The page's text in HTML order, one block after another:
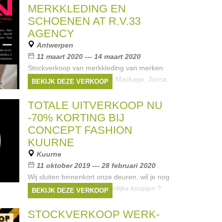
Merken:Liu Jo ,Fred & Ginger
Naturino ,Rondinella, ...
MERKKLEDING EN
SCHOENEN AT R.V.33
AGENCY
Antwerpen
11 maart 2020 --- 14 maart 2020
Stockverkoop van merkkleding van merken
zoals Diadora, Blonde No8, Mackage, Jucca,
Barbour, John Smedley ,Les tricots de Lea,
Schneiders, , Alessia Santi, Siviglia, Mastai, ...&
many more Women, Men
Merken:DIADORA ,John Smedley
Barbour ,Schneiders,Jucca, ...
BEKIJK DEZE VERKOOP
TOTALE UITVERKOOP NU
-70% KORTING BIJ
CONCEPT FASHION
KUURNE
Kuurne
11 oktober 2019 --- 28 februari 2020
Wij sluiten binnenkort onze deuren, wil je nog
genieten van deze uitzonderlijke koopjes ?
Kom dan snel langs en geniet van 70% korting
!!
BEKIJK DEZE VERKOOP
STOCKVERKOOP WERK-